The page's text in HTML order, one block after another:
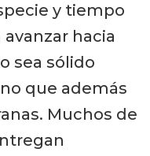
y tiempo
hacia
sea sólido
que además
Muchos de